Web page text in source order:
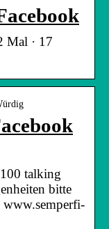
Mal · 17
talking
bitte
www.semperfi-